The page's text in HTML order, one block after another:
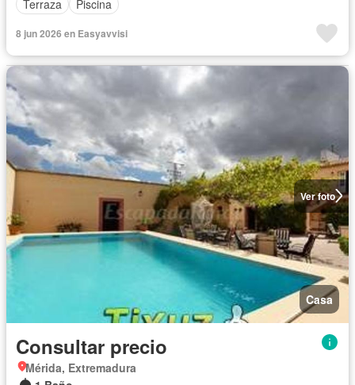
Terraza
Piscina
8 jun 2026 en Easyavvisi
Ver foto
Casa
Consultar precio
Mérida, Extremadura